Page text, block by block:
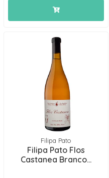
Filipa Pato
Filipa Pato Flos
Castanea Branco...